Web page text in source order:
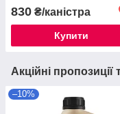
830 ₴/каністра
Купити
Акційні пропозиції
–10%